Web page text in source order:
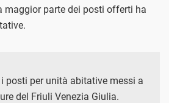
maggior parte dei posti offerti ha
i posti per unità abitative messi a
del Friuli Venezia Giulia.